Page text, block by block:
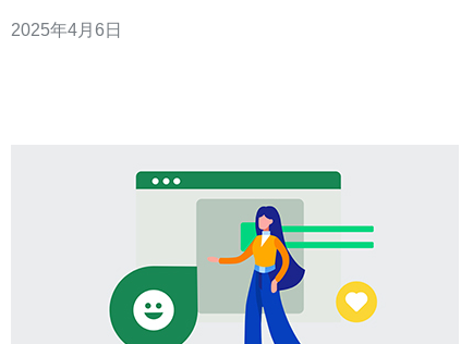
全问题越来越严重。特别是对于企业和个人用户而言，数
2025年4月6日